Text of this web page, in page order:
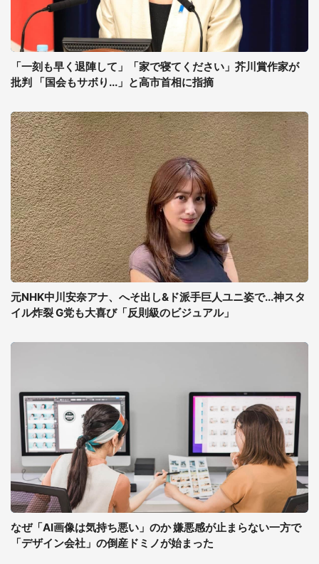
「一刻も早く退陣して」「家で寝てください」芥川賞作家が
批判 「国会もサボり...」と高市首相に指摘
元NHK中川安奈アナ、へそ出し&ド派手巨人ユニ姿で...神スタ
イル炸裂 G党も大喜び「反則級のビジュアル」
なぜ「AI画像は気持ち悪い」のか 嫌悪感が止まらない一方で
「デザイン会社」の倒産ドミノが始まった